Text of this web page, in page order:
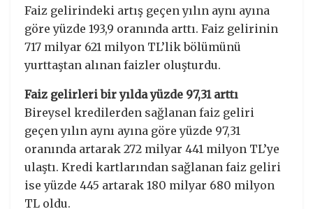
Faiz gelirindeki artış geçen yılın aynı ayına
göre yüzde 193,9 oranında arttı. Faiz gelirinin
717 milyar 621 milyon TL’lik bölümünü
yurttaştan alınan faizler oluşturdu.
Faiz gelirleri bir yılda yüzde 97,31 arttı
Bireysel kredilerden sağlanan faiz geliri
geçen yılın aynı ayına göre yüzde 97,31
oranında artarak 272 milyar 441 milyon TL’ye
ulaştı. Kredi kartlarından sağlanan faiz geliri
ise yüzde 445 artarak 180 milyar 680 milyon
TL oldu.